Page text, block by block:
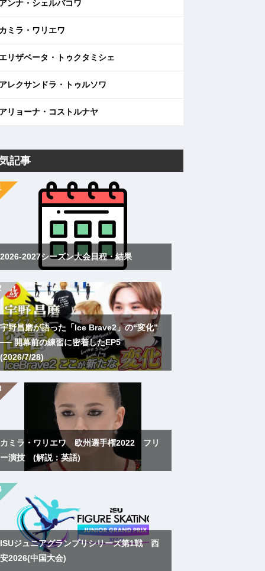
ンナ・シェルバコワ
ミラ・ワリエワ
リザベータ・トゥクタミシェ
レクサンドラ・トゥルソワ
リョーナ・コストルナヤ
記事
2026-2027シーズン大会日程・結果
宇野昌磨が語った「Ice Brave2」の“変化”
── 開幕前の練習に密着したEP5
(2026/7/28)
カミラ・ワリエワ 欧州選手権2022 フリ
ー演技 (解説：英語)
ISUジュニアグランプリシリーズ第1戦 西
安2026(中国大会)